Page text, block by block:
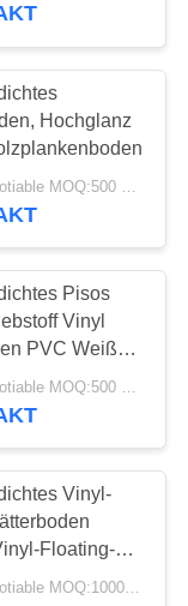
Hochglanz
Pisos
Vinyl
PVC Weiß
Eichenfliesen
Price negotiable MOQ:500 Quadratmeter
Vinyl-
Floating-
Wartung
Price negotiable MOQ:1000 Quadratmeter